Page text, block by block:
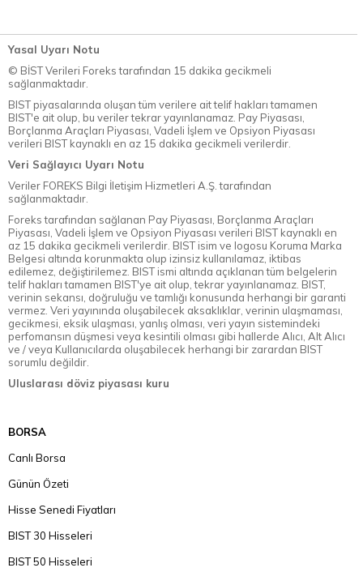
Yasal Uyarı Notu
© BİST Verileri Foreks tarafından 15 dakika gecikmeli
sağlanmaktadır.
BIST piyasalarında oluşan tüm verilere ait telif hakları tamamen
BIST'e ait olup, bu veriler tekrar yayınlanamaz. Pay Piyasası,
Borçlanma Araçları Piyasası, Vadeli İşlem ve Opsiyon Piyasası
verileri BIST kaynaklı en az 15 dakika gecikmeli verilerdir.
Veri Sağlayıcı Uyarı Notu
Veriler FOREKS Bilgi İletişim Hizmetleri A.Ş. tarafından
sağlanmaktadır.
Foreks tarafından sağlanan Pay Piyasası, Borçlanma Araçları
Piyasası, Vadeli İşlem ve Opsiyon Piyasası verileri BIST kaynaklı en
az 15 dakika gecikmeli verilerdir. BIST isim ve logosu Koruma Marka
Belgesi altında korunmakta olup izinsiz kullanılamaz, iktibas
edilemez, değiştirilemez. BIST ismi altında açıklanan tüm belgelerin
telif hakları tamamen BIST'ye ait olup, tekrar yayınlanamaz. BIST,
verinin sekansı, doğruluğu ve tamlığı konusunda herhangi bir garanti
vermez. Veri yayınında oluşabilecek aksaklıklar, verinin ulaşmaması,
gecikmesi, eksik ulaşması, yanlış olması, veri yayın sistemindeki
perfomansın düşmesi veya kesintili olması gibi hallerde Alıcı, Alt Alıcı
ve / veya Kullanıcılarda oluşabilecek herhangi bir zarardan BIST
sorumlu değildir.
Uluslarası döviz piyasası kuru
BORSA
Canlı Borsa
Günün Özeti
Hisse Senedi Fiyatları
BIST 30 Hisseleri
BIST 50 Hisseleri